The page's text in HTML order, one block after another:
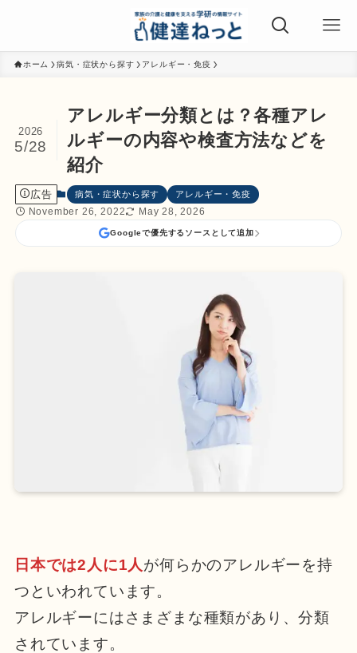
ホーム 病気・症状から探す アレルギー・免疫
アレルギー分類とは？各種アレ
ルギーの内容や検査方法などを
紹介
2026
5/28
広告 病気・症状から探す アレルギー・免疫
November 26, 2022 May 28, 2026
Googleで優先するソースとして追加
日本では2人に1人 が何らかのアレルギーを持
つといわれています。
アレルギーにはさまざまな種類があり、分類
されています。